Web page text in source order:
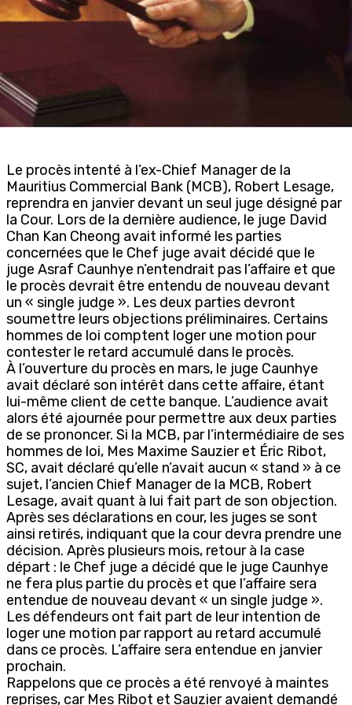
Le procès intenté à l’ex-Chief Manager de la
Mauritius Commercial Bank (MCB), Robert Lesage,
reprendra en janvier devant un seul juge désigné par
la Cour. Lors de la dernière audience, le juge David
Chan Kan Cheong avait informé les parties
concernées que le Chef juge avait décidé que le
juge Asraf Caunhye n’entendrait pas l’affaire et que
le procès devrait être entendu de nouveau devant
un « single judge ». Les deux parties devront
soumettre leurs objections préliminaires. Certains
hommes de loi comptent loger une motion pour
contester le retard accumulé dans le procès.
À l’ouverture du procès en mars, le juge Caunhye
avait déclaré son intérêt dans cette affaire, étant
lui-même client de cette banque. L’audience avait
alors été ajournée pour permettre aux deux parties
de se prononcer. Si la MCB, par l’intermédiaire de ses
hommes de loi, Mes Maxime Sauzier et Éric Ribot,
SC, avait déclaré qu’elle n’avait aucun « stand » à ce
sujet, l’ancien Chief Manager de la MCB, Robert
Lesage, avait quant à lui fait part de son objection.
Après ses déclarations en cour, les juges se sont
ainsi retirés, indiquant que la cour devra prendre une
décision. Après plusieurs mois, retour à la case
départ : le Chef juge a décidé que le juge Caunhye
ne fera plus partie du procès et que l’affaire sera
entendue de nouveau devant « un single judge ».
Les défendeurs ont fait part de leur intention de
loger une motion par rapport au retard accumulé
dans ce procès. L’affaire sera entendue en janvier
prochain.
Rappelons que ce procès a été renvoyé à maintes
reprises, car Mes Ribot et Sauzier avaient demandé